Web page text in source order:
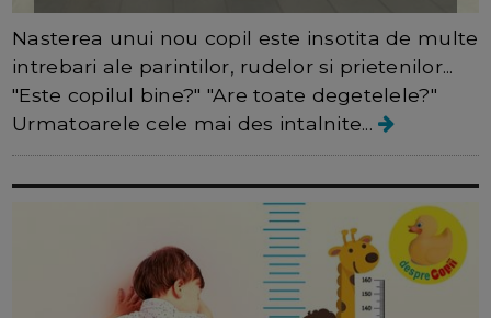
Nasterea unui nou copil este insotita de multe
intrebari ale parintilor, rudelor si prietenilor...
"Este copilul bine?" "Are toate degetelele?"
Urmatoarele cele mai des intalnite...